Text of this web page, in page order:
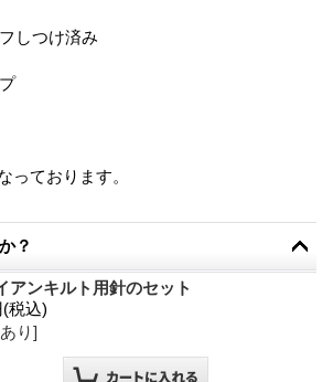
しつけ済み
ております。
？
アンキルト用針のセット
(税込)
り]